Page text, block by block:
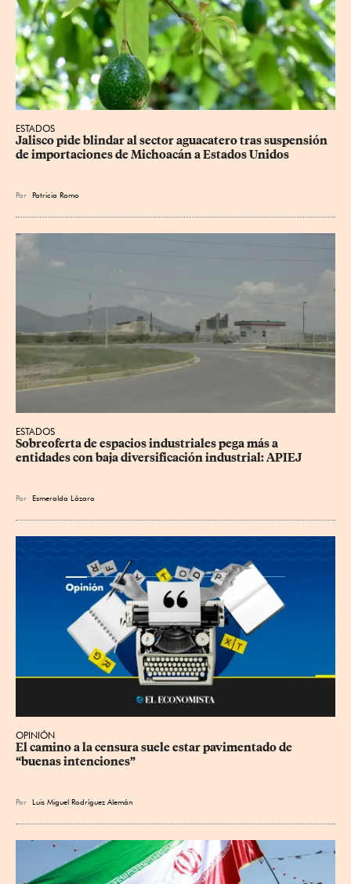
ESTADOS
Jalisco pide blindar al sector aguacatero tras suspensión
de importaciones de Michoacán a Estados Unidos
Por Patricia Romo
ESTADOS
Sobreoferta de espacios industriales pega más a
entidades con baja diversificación industrial: APIEJ
Por Esmeralda Lázaro
OPINIÓN
El camino a la censura suele estar pavimentado de
“buenas intenciones”
Por Luis Miguel Rodríguez Alemán